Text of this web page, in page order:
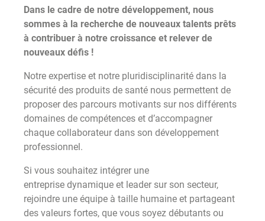
Dans le cadre de notre développement, nous
sommes à la recherche de nouveaux talents prêts
à contribuer à notre croissance et relever de
nouveaux défis !
Notre expertise et notre pluridisciplinarité dans la
sécurité des produits de santé nous permettent de
proposer des parcours motivants sur nos différents
domaines de compétences et d’accompagner
chaque collaborateur dans son développement
professionnel.
Si vous souhaitez intégrer une
entreprise dynamique et leader sur son secteur,
rejoindre une équipe à taille humaine et partageant
des valeurs fortes, que vous soyez débutants ou